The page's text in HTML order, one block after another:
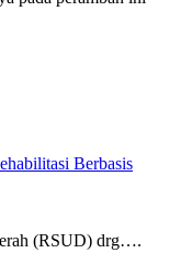
Berbasis
(RSUD) drg….